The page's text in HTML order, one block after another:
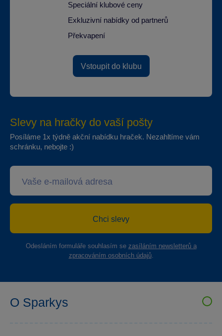
Speciální klubové ceny
Exkluzivní nabídky od partnerů
Překvapení
Vstoupit do klubu
Slevy na hračky do vaší pošty
Posíláme 1x týdně akční nabídku hraček. Nezahltíme vám
schránku, nebojte :)
Chci slevy
Odesláním formuláře souhlasím se zasíláním newsletterů a
zpracováním osobních údajů.
O Sparkys